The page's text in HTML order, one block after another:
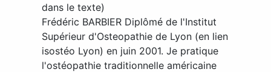
dans le texte)
Frédéric BARBIER Diplômé de l'Institut
Supérieur d'Osteopathie de Lyon (en lien
isostéo Lyon) en juin 2001. Je pratique
l'ostéopathie traditionnelle américaine